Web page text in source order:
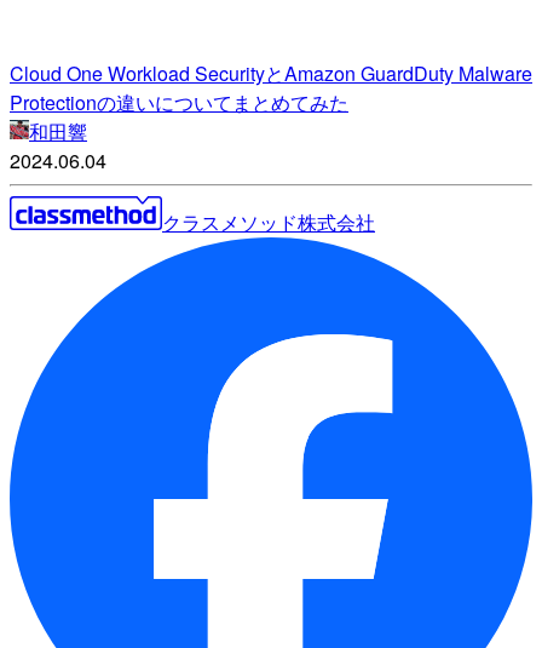
Cloud One Workload SecurityとAmazon GuardDuty Malware
Protectionの違いについてまとめてみた
和田響
2024.06.04
クラスメソッド株式会社